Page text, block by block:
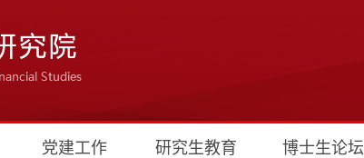
党建工作 研究生教育 博士生论坛